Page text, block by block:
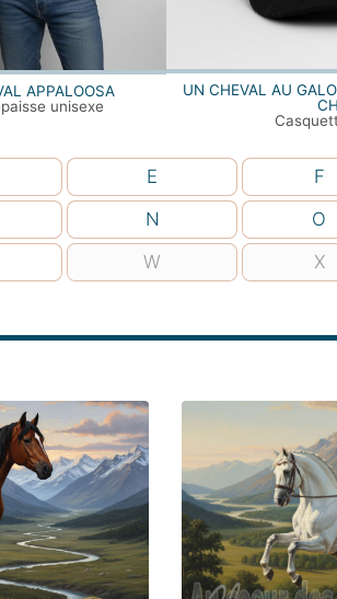
APPALOOSA
unisexe
UN CHEVAL AU
E F
N O
W X